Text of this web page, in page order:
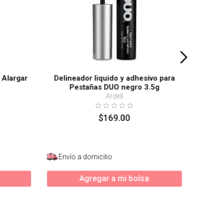
Alargar
Delineador liquido y adhesivo para
Pestañas DUO negro 3.5g
Ardell
$169.00
Envío a domicilio
Agregar a mi bolsa